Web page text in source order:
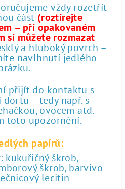
vždy rozetřít
část (roztírejte
– při opakovaném
si můžete rozmazat
a hluboký povrch –
navlhnutí jedlého
přijít do kontaktu s
– tedy např. s
ovocem atd.
toto upozornění.
papírů:
kukuřičný škrob,
škrob, barvivo
lecitin